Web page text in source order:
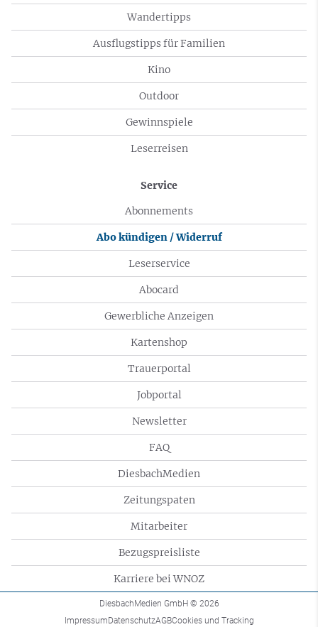
Wandertipps
Ausflugstipps für Familien
Kino
Outdoor
Gewinnspiele
Leserreisen
Service
Abonnements
Abo kündigen / Widerruf
Leserservice
Abocard
Gewerbliche Anzeigen
Kartenshop
Trauerportal
Jobportal
Newsletter
FAQ
DiesbachMedien
Zeitungspaten
Mitarbeiter
Bezugspreisliste
Karriere bei WNOZ
DiesbachMedien GmbH © 2026
ImpressumDatenschutzAGBCookies und Tracking